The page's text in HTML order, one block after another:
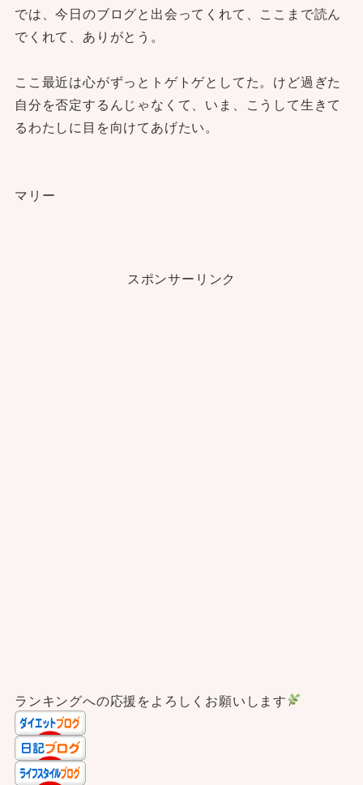
では、今日のブログと出会ってくれて、ここまで読ん
でくれて、ありがとう。
ここ最近は心がずっとトゲトゲとしてた。けど過ぎた
自分を否定するんじゃなくて、いま、こうして生きて
るわたしに目を向けてあげたい。
マリー
スポンサーリンク
ランキングへの応援をよろしくお願いします